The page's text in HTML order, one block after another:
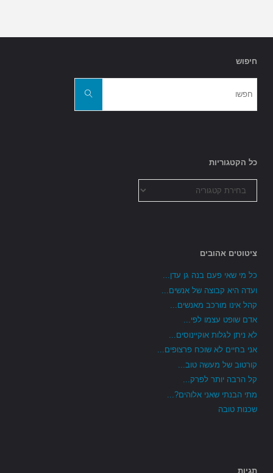
חיפוש
חפשו
כל הקטגוריות
הקטגוריות
ציטוטים אהובים
כל מי שאי פעם בנה גן עדן...
ועדה היא קבוצה של אנשים...
קהל אינו מורכב מאנשים...
אדם שופט עצמו לפי...
לא ניתן לגלות אוקיינוסים...
אני בחיים לא שוכח פרצופים...
קורטוב של מעשה טוב...
קל הרבה יותר לפרק...
מתי הבנתי שאני אלוהים?...
שכנות טובה
תגיות